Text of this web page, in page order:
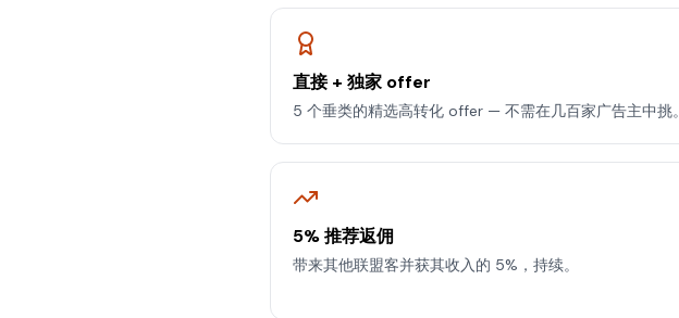
直接 + 独家 offer
5 个垂类的精选高转化 offer — 不需在几百家广告主中挑。
5% 推荐返佣
带来其他联盟客并获其收入的 5%，持续。